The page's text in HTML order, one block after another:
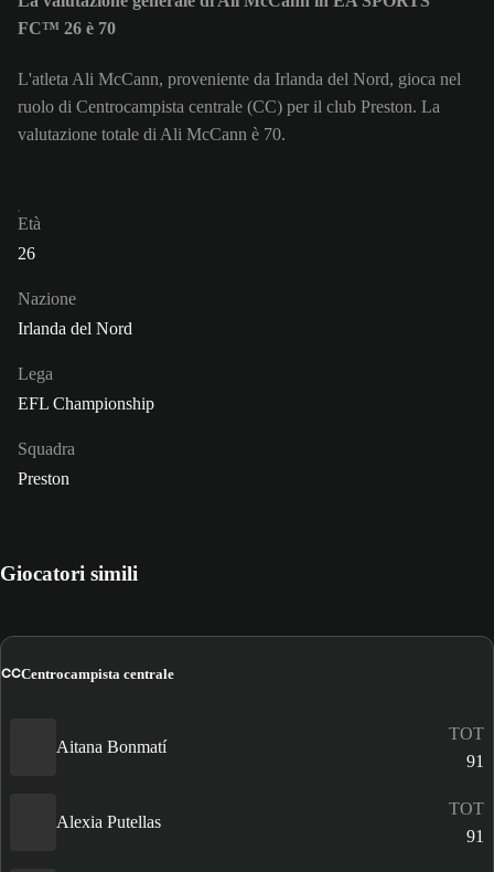
FC™ 26 è 70
L'atleta Ali McCann, proveniente da Irlanda del Nord, gioca nel
ruolo di Centrocampista centrale (CC) per il club Preston. La
valutazione totale di Ali McCann è 70.
Età
26
Nazione
Irlanda del Nord
Lega
EFL Championship
Squadra
Preston
Giocatori simili
CCCentrocampista centrale
Aitana Bonmatí
TOT
91
Alexia Putellas
TOT
91